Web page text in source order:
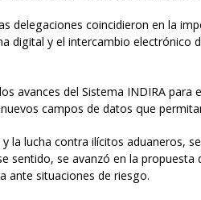
delegaciones coincidieron en la
digital y el intercambio electrónico
avances del Sistema INDIRA
campos de datos que
la lucha contra ilícitos aduaneros,
sentido, se avanzó en la
ante situaciones de riesgo.